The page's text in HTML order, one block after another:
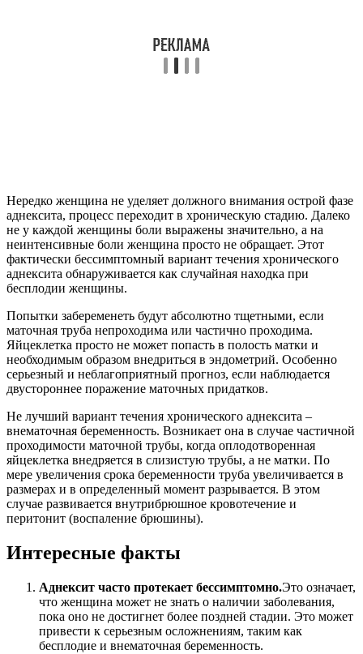
Нередко женщина не уделяет должного внимания острой фазе
аднексита, процесс переходит в хроническую стадию. Далеко
не у каждой женщины боли выражены значительно, а на
неинтенсивные боли женщина просто не обращает. Этот
фактически бессимптомный вариант течения хронического
аднексита обнаруживается как случайная находка при
бесплодии женщины.
Попытки забеременеть будут абсолютно тщетными, если
маточная труба непроходима или частично проходима.
Яйцеклетка просто не может попасть в полость матки и
необходимым образом внедриться в эндометрий. Особенно
серьезный и неблагоприятный прогноз, если наблюдается
двустороннее поражение маточных придатков.
Не лучший вариант течения хронического аднексита –
внематочная беременность. Возникает она в случае частичной
проходимости маточной трубы, когда оплодотворенная
яйцеклетка внедряется в слизистую трубы, а не матки. По
мере увеличения срока беременности труба увеличивается в
размерах и в определенный момент разрывается. В этом
случае развивается внутрибрюшное кровотечение и
перитонит (воспаление брюшины).
Интересные факты
Аднексит часто протекает бессимптомно.Это означает,
что женщина может не знать о наличии заболевания,
пока оно не достигнет более поздней стадии. Это может
привести к серьезным осложнениям, таким как
бесплодие и внематочная беременность.